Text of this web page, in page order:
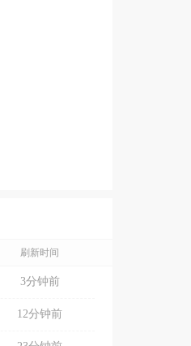
刷新时间
3分钟前
12分钟前